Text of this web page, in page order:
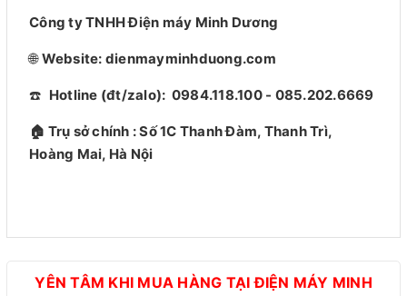
Công ty TNHH Điện máy Minh Dương
🌐Website: dienmayminhduong.com
☎️ Hotline (đt/zalo): 0984.118.100 - 085.202.6669
🏠 Trụ sở chính : Số 1C Thanh Đàm, Thanh Trì,
Hoàng Mai, Hà Nội
YÊN TÂM KHI MUA HÀNG TẠI ĐIỆN MÁY MINH